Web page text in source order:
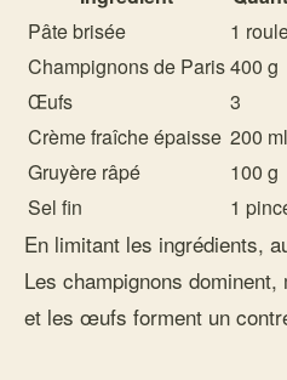
Pâte brisée
1
Champignons de Paris400 g
Œufs
3
Crème fraîche épaisse 200 ml
Gruyère râpé
100 g
Sel fin
1
En limitant les ingrédients,
Les champignons
et les œufs forment un